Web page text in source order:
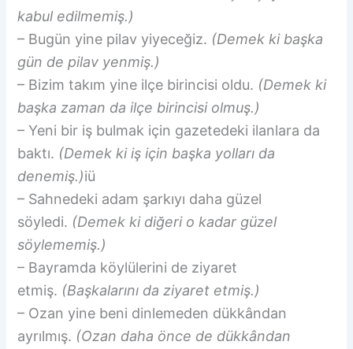
kabul edilmemiş.)
– Bugün yine pilav yiyeceğiz. (Demek ki başka
gün de pilav yenmiş.)
– Bizim takım yine ilçe birincisi oldu. (Demek ki
başka zaman da ilçe birincisi olmuş.)
– Yeni bir iş bulmak için gazetedeki ilanlara da
baktı. (Demek ki iş için başka yolları da
denemiş.)iü
– Sahnedeki adam şarkıyı daha güzel
söyledi. (Demek ki diğeri o kadar güzel
söylememiş.)
– Bayramda köylülerini de ziyaret
etmiş. (Başkalarını da ziyaret etmiş.)
– Ozan yine beni dinlemeden dükkândan
ayrılmış. (Ozan daha önce de dükkândan